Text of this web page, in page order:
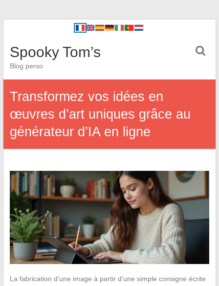
Spooky Tom’s
Blog perso
Transformez vos idées en
œuvres d’art uniques grâce au
générateur d’IA en ligne
La fabrication d’une image à partir d’une simple consigne écrite